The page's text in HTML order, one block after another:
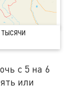
ТЫСЯЧИ
с 5 на 6
или